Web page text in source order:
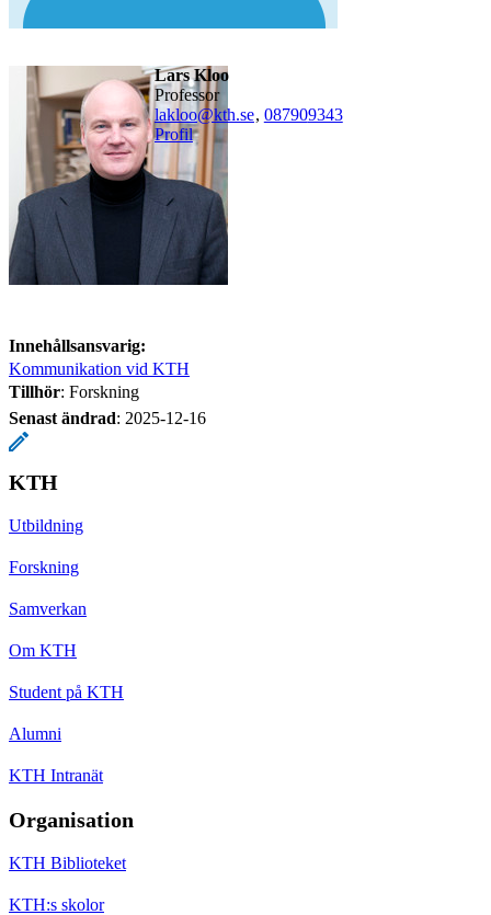
Lars Kloo
professor
lakloo@kth.se, 087909343
Profil
Innehållsansvarig:
Kommunikation vid KTH
Tillhör: Forskning
Senast ändrad: 2025-12-16
KTH
Utbildning
Forskning
Samverkan
Om KTH
Student på KTH
Alumni
KTH Intranät
Organisation
KTH Biblioteket
KTH:s skolor